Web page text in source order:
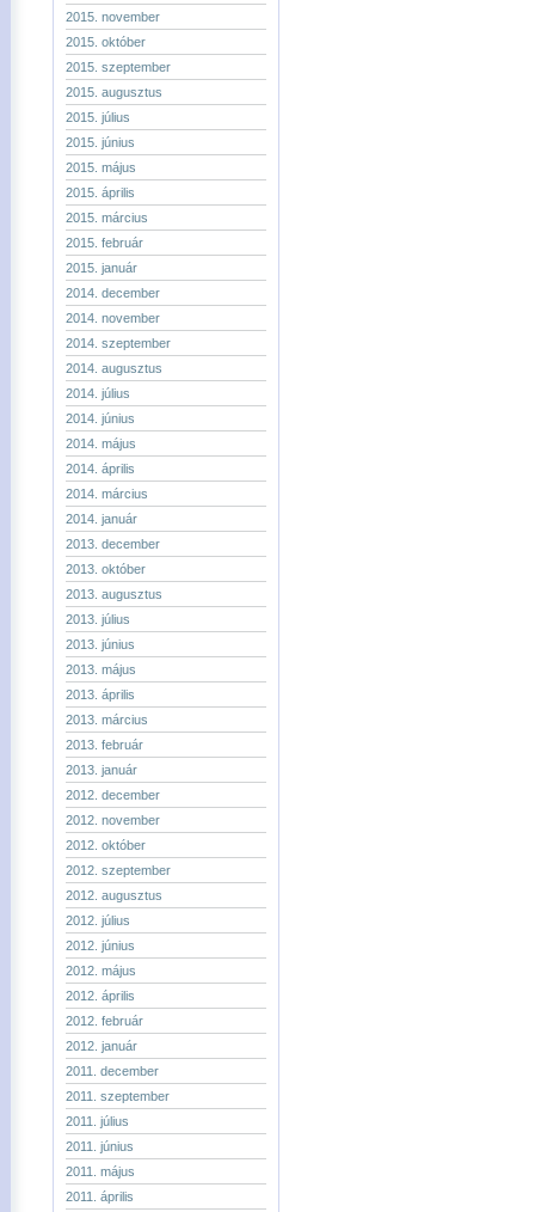
2015. november
2015. október
2015. szeptember
2015. augusztus
2015. július
2015. június
2015. május
2015. április
2015. március
2015. február
2015. január
2014. december
2014. november
2014. szeptember
2014. augusztus
2014. július
2014. június
2014. május
2014. április
2014. március
2014. január
2013. december
2013. október
2013. augusztus
2013. július
2013. június
2013. május
2013. április
2013. március
2013. február
2013. január
2012. december
2012. november
2012. október
2012. szeptember
2012. augusztus
2012. július
2012. június
2012. május
2012. április
2012. február
2012. január
2011. december
2011. szeptember
2011. július
2011. június
2011. május
2011. április